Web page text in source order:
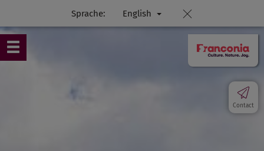
Sprache: English
Contact